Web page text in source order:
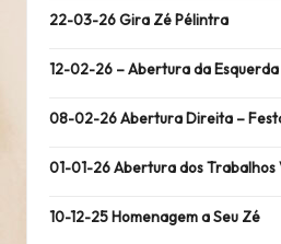
22-03-26 Gira Zé Pélintra
12-02-26 – Abertura da Esquerda
08-02-26 Abertura Direita –
01-01-26 Abertura dos Trabalhos
10-12-25 Homenagem a Seu Zé